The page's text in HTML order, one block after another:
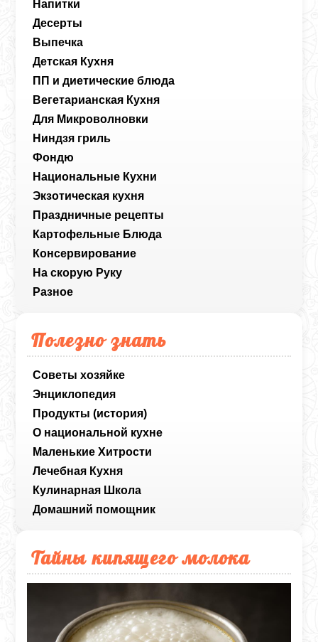
Напитки
Десерты
Выпечка
Детская Кухня
ПП и диетические блюда
Вегетарианская Кухня
Для Микроволновки
Ниндзя гриль
Фондю
Национальные Кухни
Экзотическая кухня
Праздничные рецепты
Картофельные Блюда
Консервирование
На скорую Руку
Разное
Полезно знать
Советы хозяйке
Энциклопедия
Продукты (история)
О национальной кухне
Маленькие Хитрости
Лечебная Кухня
Кулинарная Школа
Домашний помощник
Тайны кипящего молока